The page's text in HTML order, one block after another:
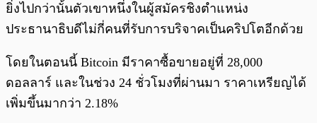
ยิ่งไปกว่านั้นตัวเขาหนึ่งในผู้สมัครชิงตำแหน่ง
ประธานาธิบดีไม่กี่คนที่รับการบริจาคเป็นคริปโตอีกด้วย
โดยในตอนนี้ Bitcoin มีราคาซื้อขายอยู่ที่ 28,000
ดอลลาร์ และในช่วง 24 ชั่วโมงที่ผ่านมา ราคาเหรียญได้
เพิ่มขึ้นมากว่า 2.18%